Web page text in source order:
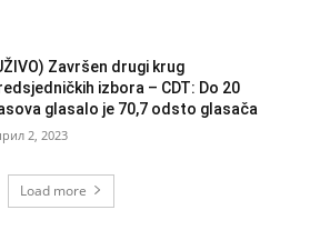
Završen drugi krug
izbora – CDT: Do 20
glasalo je 70,7 odsto glasača
2, 2023
Load more